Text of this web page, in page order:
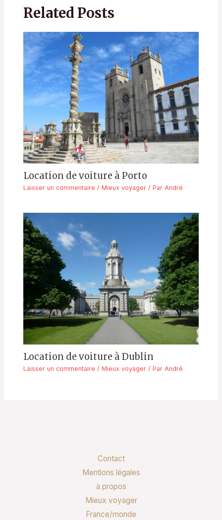
Related Posts
Location de voiture à Porto
Laisser un commentaire /Mieux voyager / ParAndré
Location de voiture à Dublin
Laisser un commentaire /Mieux voyager / Par André
Contact
Mentions légales
à propos
Mieux voyager
France/monde